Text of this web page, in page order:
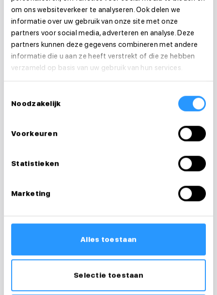
om ons websiteverkeer te analyseren. Ook delen we
informatie over uw gebruik van onze site met onze
partners voor social media, adverteren en analyse. Deze
partners kunnen deze gegevens combineren met andere
informatie die u aan ze heeft verstrekt of die ze hebben
verzameld op basis van uw gebruik van hun services.
Noodzakelijk
Voorkeuren
Statistieken
Marketing
Alles toestaan
Selectie toestaan
Vragen over je
sollicitatie?
Ik help je graag
Tessa
0686815418
tessa@medewerkersindezorg.nl